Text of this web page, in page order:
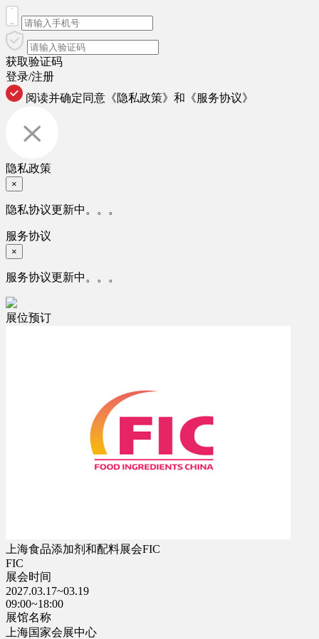
获取验证码
登录/注册
阅读并确定同意 《隐私政策》 和 《服务协议》
隐私政策
×
隐私协议更新中。。。
服务协议
×
服务协议更新中。。。
展位预订
上海食品添加剂和配料展会FIC
FIC
展会时间
2027.03.17~03.19
09:00~18:00
展馆名称
上海国家会展中心